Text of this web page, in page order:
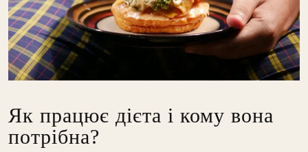
Як працює дієта і кому вона
потрібна?